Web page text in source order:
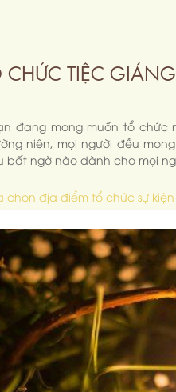
CHỨC TIỆC
đang mong muốn tổ
niên, mọi người đều
bất ngờ nào dành cho mọi
chọn địa điểm tổ chức sự kiện